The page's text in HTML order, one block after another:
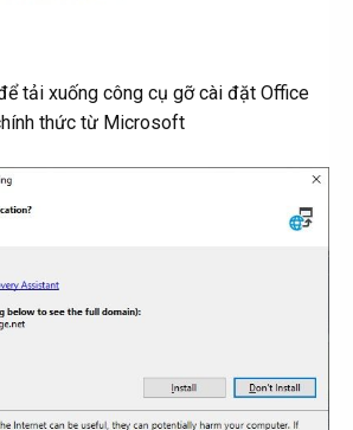
tải xuống công cụ gỡ cài đặt Office
thức từ Microsoft